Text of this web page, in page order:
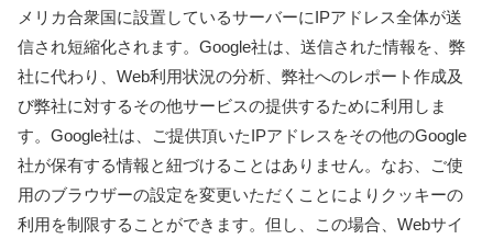
メリカ合衆国に設置しているサーバーにIPアドレス全体が送
信され短縮化されます。Google社は、送信された情報を、弊
社に代わり、Web利用状況の分析、弊社へのレポート作成及
び弊社に対するその他サービスの提供するために利用しま
す。Google社は、ご提供頂いたIPアドレスをその他のGoogle
社が保有する情報と紐づけることはありません。なお、ご使
用のブラウザーの設定を変更いただくことによりクッキーの
利用を制限することができます。但し、この場合、Webサイ